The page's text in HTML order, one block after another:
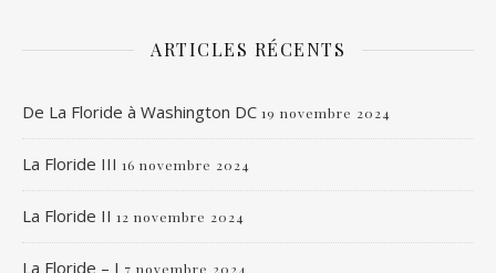
ARTICLES RÉCENTS
De La Floride à Washington DC 19 novembre 2024
La Floride III 16 novembre 2024
La Floride II 12 novembre 2024
La Floride – I 7 novembre 2024